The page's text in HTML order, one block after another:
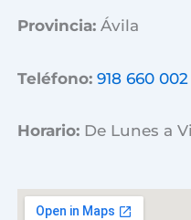
Provincia:Ávila
Teléfono: 918 660 002
Horario: De Lunes a